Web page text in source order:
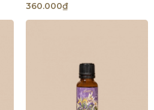
360.000₫